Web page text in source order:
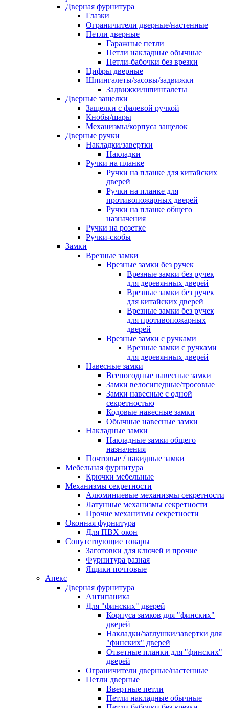
Дверная фурнитура
Глазки
Ограничители дверные/настенные
Петли дверные
Гаражные петли
Петли накладные обычные
Петли-бабочки без врезки
Цифры дверные
Шпингалеты/засовы/задвижки
Задвижки/шпингалеты
Дверные защелки
Защелки с фалевой ручкой
Кнобы/шары
Механизмы/корпуса защелок
Дверные ручки
Накладки/завертки
Накладки
Ручки на планке
Ручки на планке для китайских
дверей
Ручки на планке для
противопожарных дверей
Ручки на планке общего
назначения
Ручки на розетке
Ручки-скобы
Замки
Врезные замки
Врезные замки без ручек
Врезные замки без ручек
для деревянных дверей
Врезные замки без ручек
для китайских дверей
Врезные замки без ручек
для противопожарных
дверей
Врезные замки с ручками
Врезные замки с ручками
для деревянных дверей
Навесные замки
Всепогодные навесные замки
Замки велосипедные/тросовые
Замки навесные с одной
секретностью
Кодовые навесные замки
Обычные навесные замки
Накладные замки
Накладные замки общего
назначения
Почтовые / накидные замки
Мебельная фурнитура
Крючки мебельные
Механизмы секретности
Алюминиевые механизмы секретности
Латунные механизмы секретности
Прочие механизмы секретности
Оконная фурнитура
Для ПВХ окон
Сопутствующие товары
Заготовки для ключей и прочие
Фурнитура разная
Ящики почтовые
Апекс
Дверная фурнитура
Антипаника
Для "финских" дверей
Корпуса замков для "финских"
дверей
Накладки/заглушки/завертки для
"финских" дверей
Ответные планки для "финских"
дверей
Ограничители дверные/настенные
Петли дверные
Ввертные петли
Петли накладные обычные